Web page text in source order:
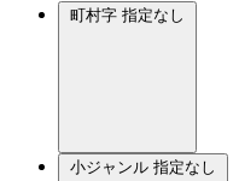
町村字 指定なし
小ジャンル 指定なし